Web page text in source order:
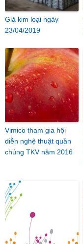
Giá kim loại ngày
23/04/2019
Vimico tham gia hội
diễn nghệ thuật quần
chúng TKV năm 2016